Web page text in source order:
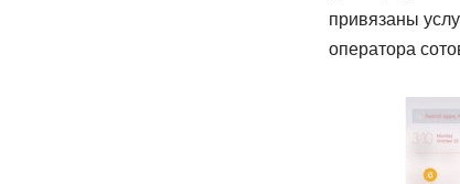
привязаны
оператора